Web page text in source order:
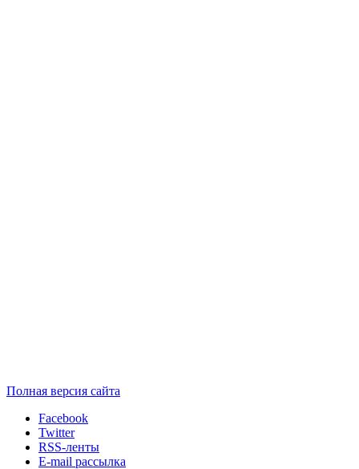
Полная версия сайта
Facebook
Twitter
RSS-ленты
E-mail рассылка